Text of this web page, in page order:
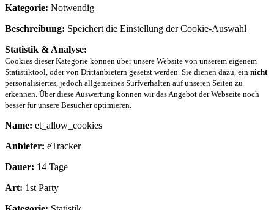
Kategorie: Notwendig
Beschreibung: Speichert die Einstellung der Cookie-Auswahl
Statistik & Analyse:
Cookies dieser Kategorie können über unsere Website von unserem eigenem
Statistiktool, oder von Drittanbietern gesetzt werden. Sie dienen dazu, ein nicht
personalisiertes, jedoch allgemeines Surfverhalten auf unseren Seiten zu
erkennen. Über diese Auswertung können wir das Angebot der Webseite noch
besser für unsere Besucher optimieren.
Name: et_allow_cookies
Anbieter: eTracker
Dauer: 14 Tage
Art: 1st Party